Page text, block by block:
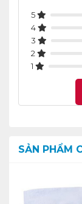
5
4
3
2
1
SẢN PHẨM